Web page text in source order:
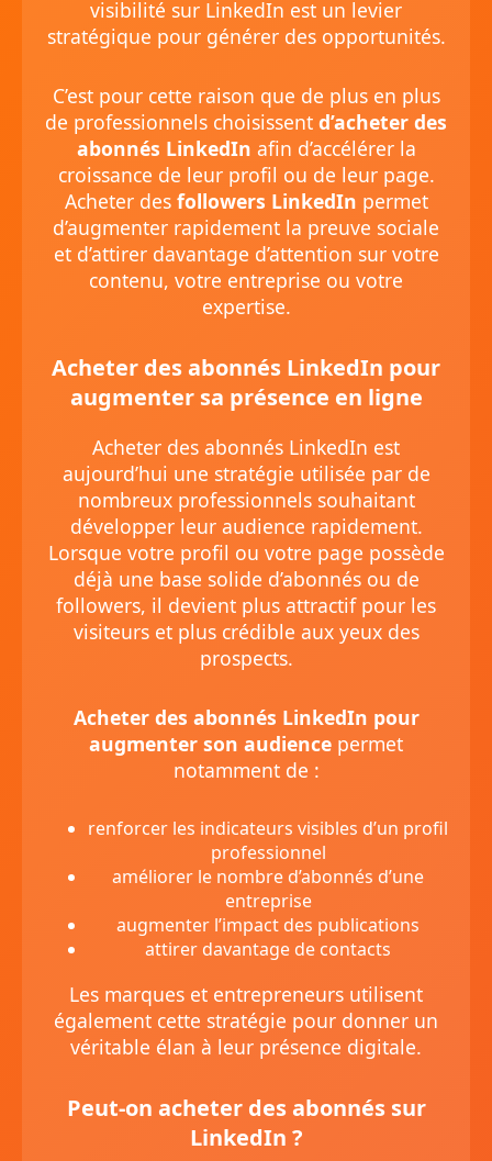
visibilité sur LinkedIn est un levier
stratégique pour générer des opportunités.
C’est pour cette raison que de plus en plus
de professionnels choisissent d’acheter des
abonnés LinkedIn afin d’accélérer la
croissance de leur profil ou de leur page.
Acheter des followers LinkedIn permet
d’augmenter rapidement la preuve sociale
et d’attirer davantage d’attention sur votre
contenu, votre entreprise ou votre
expertise.
Acheter des abonnés LinkedIn pour
augmenter sa présence en ligne
Acheter des abonnés LinkedIn est
aujourd’hui une stratégie utilisée par de
nombreux professionnels souhaitant
développer leur audience rapidement.
Lorsque votre profil ou votre page possède
déjà une base solide d’abonnés ou de
followers, il devient plus attractif pour les
visiteurs et plus crédible aux yeux des
prospects.
Acheter des abonnés LinkedIn pour
augmenter son audience permet
notamment de :
renforcer les indicateurs visibles d’un profil
professionnel
améliorer le nombre d’abonnés d’une
entreprise
augmenter l’impact des publications
attirer davantage de contacts
Les marques et entrepreneurs utilisent
également cette stratégie pour donner un
véritable élan à leur présence digitale.
Peut-on acheter des abonnés sur
LinkedIn ?